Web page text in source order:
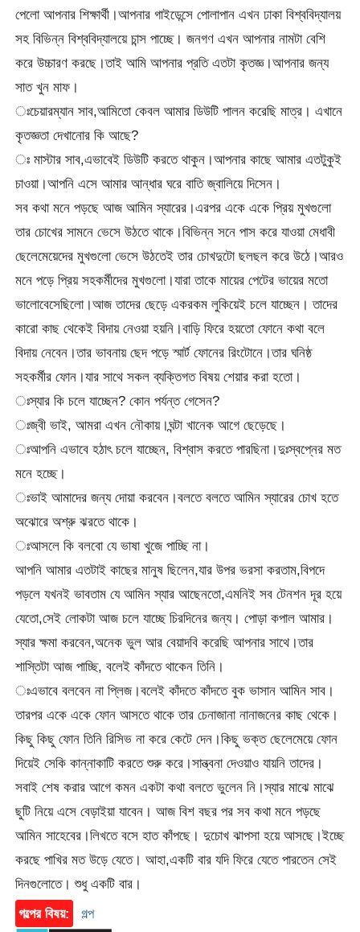
পেলো আপনার শিক্ষার্থী।আপনার গাইডেন্সে পোলাপান এখন ঢাকা বিশ্ববিদ্যালয়
সহ বিভিন্ন বিশ্ববিদ্যালয়ে চান্স পাচ্ছে। জনগণ এখন আপনার নামটা বেশি
করে উচ্চারণ করছে।তাই আমি আপনার প্রতি এতটা কৃতজ্ঞ।আপনার জন্য
সাত খুন মাফ।
ঃচেয়ারম্যান সাব,আমিতো কেবল আমার ডিউটি পালন করেছি মাত্র। এখানে
কৃতজ্ঞতা দেখানোর কি আছে?
ঃ মাস্টার সাব,এভাবেই ডিউটি করতে থাকুন।আপনার কাছে আমার এতটুকুই
চাওয়া।আপনি এসে আমার আন্ধার ঘরে বাতি জ্বালিয়ে দিসেন।
সব কথা মনে পড়ছে আজ আমিন স্যারের।এরপর একে একে প্রিয় মুখগুলো
তার চোখের সামনে ভেসে উঠতে থাকে।বিভিন্ন সনে পাস করে যাওয়া মেধাবী
ছেলেমেয়েদের মুখগুলো ভেসে উঠতেই তার চোখদুটো ছলছল করে উঠে।আরও
মনে পড়ে প্রিয় সহকর্মীদের মুখগুলো।যারা তাকে মায়ের পেটের ভায়ের মতো
ভালোবেসেছিলো।আজ তাদের ছেড়ে একরকম লুকিয়েই চলে যাচ্ছেন। তাদের
কারো কাছ থেকেই বিদায় নেওয়া হয়নি।বাড়ি ফিরে হয়তো ফোনে কথা বলে
বিদায় নেবেন।তার ভাবনায় ছেদ পড়ে স্মার্ট ফোনের রিংটোনে।তার ঘনিষ্ঠ
সহকর্মীর ফোন।যার সাথে সকল ব্যক্তিগত বিষয় শেয়ার করা হতো।
ঃস্যার কি চলে যাচ্ছেন? কোন পর্যন্ত গেসেন?
ঃজ্বী ভাই, আমরা এখন নৌকায়।ঘন্টা খানেক আগে ছেড়েছে।
ঃআপনি এভাবে হঠাৎ চলে যাচ্ছেন, বিশ্বাস করতে পারছিনা।দুঃস্বপ্নের মত
মনে হচ্ছে।
ঃভাই আমাদের জন্য দোয়া করবেন।বলতে বলতে আমিন স্যারের চোখ হতে
অঝোরে অশ্রু ঝরতে থাকে।
ঃআসলে কি বলবো যে ভাষা খুজে পাচ্ছি না।
আপনি আমার এতটাই কাছের মানুষ ছিলেন,যার উপর ভরসা করতাম,বিপদে
পড়লে যখনই ভাবতাম যে আমিন স্যার আছেনতো,এমনিই সব টেনশন দূর হয়ে
যেতো,সেই লোকটা আজ চলে যাচ্ছে চিরদিনের জন্য। পোড়া কপাল আমার।
স্যার ক্ষমা করবেন,অনেক ভুল আর বেয়াদবি করেছি আপনার সাথে।তার
শাস্তিটা আজ পাচ্ছি, বলেই কাঁদতে থাকেন তিনি।
ঃএভাবে বলবেন না প্লিজ।বলেই কাঁদতে কাঁদতে বুক ভাসান আমিন সাব।
তারপর একে একে ফোন আসতে থাকে তার চেনাজানা নানাজনের কাছ থেকে।
কিছু কিছু ফোন তিনি রিসিভ না করে কেটে দেন।কিছু ভক্ত ছেলেমেয়ে ফোন
দিয়েই সেকি কান্নাকাটি করতে শুরু করে।সান্ত্বনা দেওয়াও যায়নি তাদের।
সবাই শেষ করার আগে কমন একটা কথা বলতে ভুলেন নি।স্যার মাঝে মাঝে
ছুটি নিয়ে এসে বেড়াইয়া যাবেন। আজ বিশ বছর পর সব কথা মনে পড়ছে
আমিন সাহেবের।লিখতে বসে হাত কাঁপছে। দুচোখ ঝাপসা হয়ে আসছে।ইচ্ছে
করছে পাখির মত উড়ে যেতে। আহা,একটি বার যদি ফিরে যেতে পারতেন সেই
দিনগুলোতে। শুধু একটি বার।
গল্পের বিষয়:
গল্প